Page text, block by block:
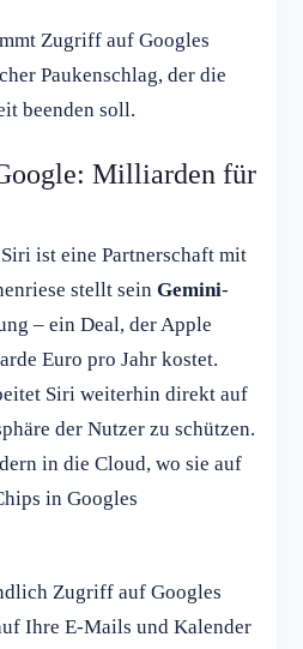
Zugriff auf Googles
Paukenschlag, der die
beenden soll.
Milliarden für
ist eine Partnerschaft mit
stellt sein Gemini-
– ein Deal, der Apple
Euro pro Jahr kostet.
Siri weiterhin direkt auf
der Nutzer zu schützen.
in die Cloud, wo sie auf
in Googles
Zugriff auf Googles
Ihre E-Mails und Kalender